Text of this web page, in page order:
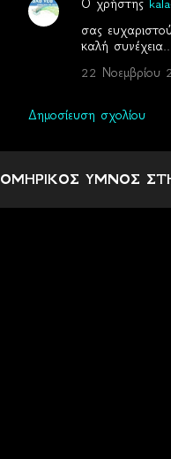
Ο χρήστης
σας
καλή συνέχεια..
22 Νοεμβρίου
Δημοσίευση σχολίου
ΟΜΗΡΙΚΟΣ ΥΜΝΟΣ